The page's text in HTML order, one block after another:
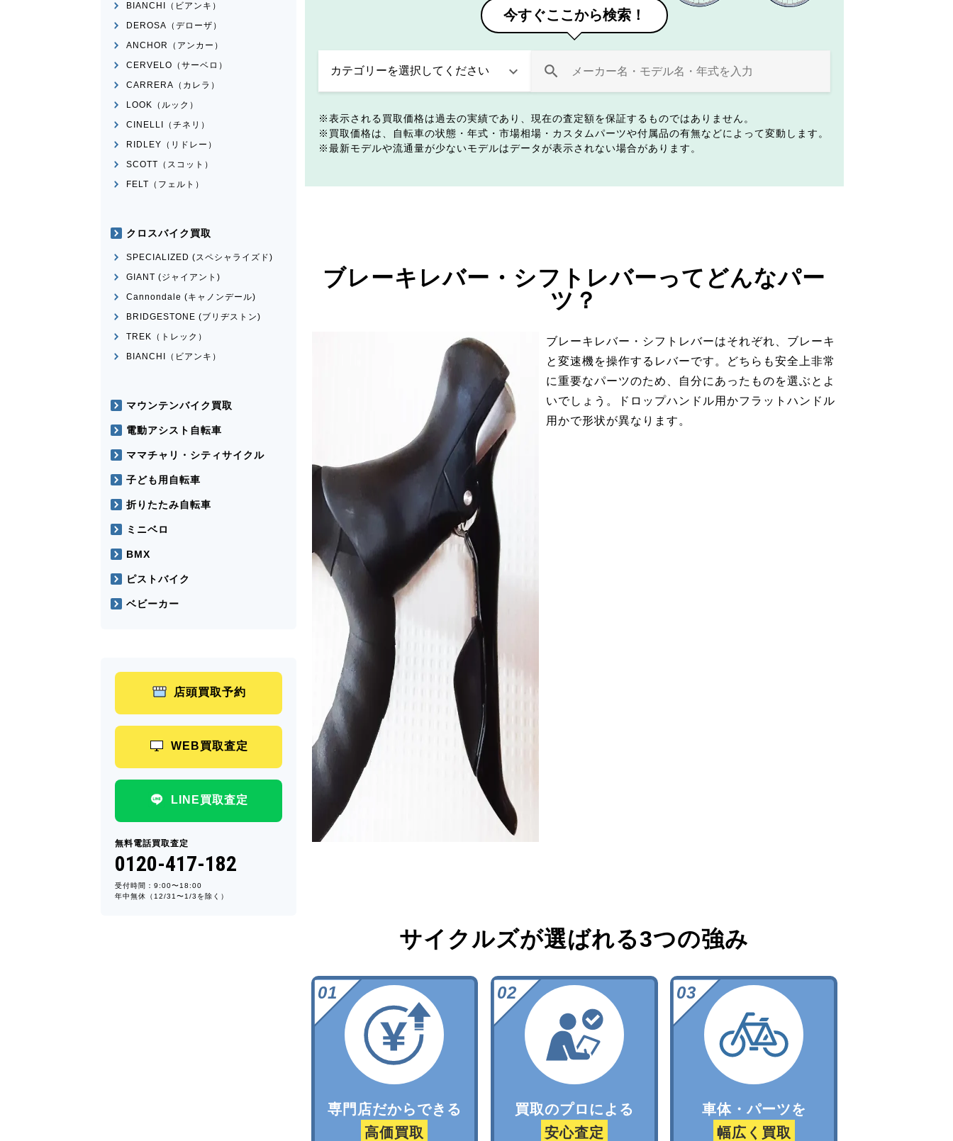
今すぐここから検索！
表示される買取価格は過去の実績であり、現在の査定額を保証するものではありません。
買取価格は、自転車の状態・年式・市場相場・カスタムパーツや付属品の有無などによって変動します。
最新モデルや流通量が少ないモデルはデータが表示されない場合があります。
ブレーキレバー・シフトレバーってどんなパー
ツ？
ブレーキレバー・シフトレバーはそれぞれ、ブレーキ
と変速機を操作するレバーです。どちらも安全上非常
に重要なパーツのため、自分にあったものを選ぶとよ
いでしょう。ドロップハンドル用かフラットハンドル
用かで形状が異なります。
サイクルズが選ばれる3つの強み
専門店だからできる
高価買取
買取のプロによる
安心査定
車体・パーツを
幅広く買取
BIANCHI（ビアンキ）
DEROSA（デローザ）
ANCHOR（アンカー）
CERVELO（サーベロ）
CARRERA（カレラ）
LOOK（ルック）
CINELLI（チネリ）
RIDLEY（リドレー）
SCOTT（スコット）
FELT（フェルト）
クロスバイク買取
SPECIALIZED (スペシャライズド)
GIANT (ジャイアント)
Cannondale (キャノンデール)
BRIDGESTONE (ブリヂストン)
TREK（トレック）
BIANCHI（ビアンキ）
マウンテンバイク買取
電動アシスト自転車
ママチャリ・シティサイクル
子ども用自転車
折りたたみ自転車
ミニベロ
BMX
ピストバイク
ベビーカー
店頭買取予約
WEB買取査定
LINE買取査定
無料電話買取査定
0120-417-182
受付時間：9:00〜18:00
年中無休（12/31〜1/3を除く）